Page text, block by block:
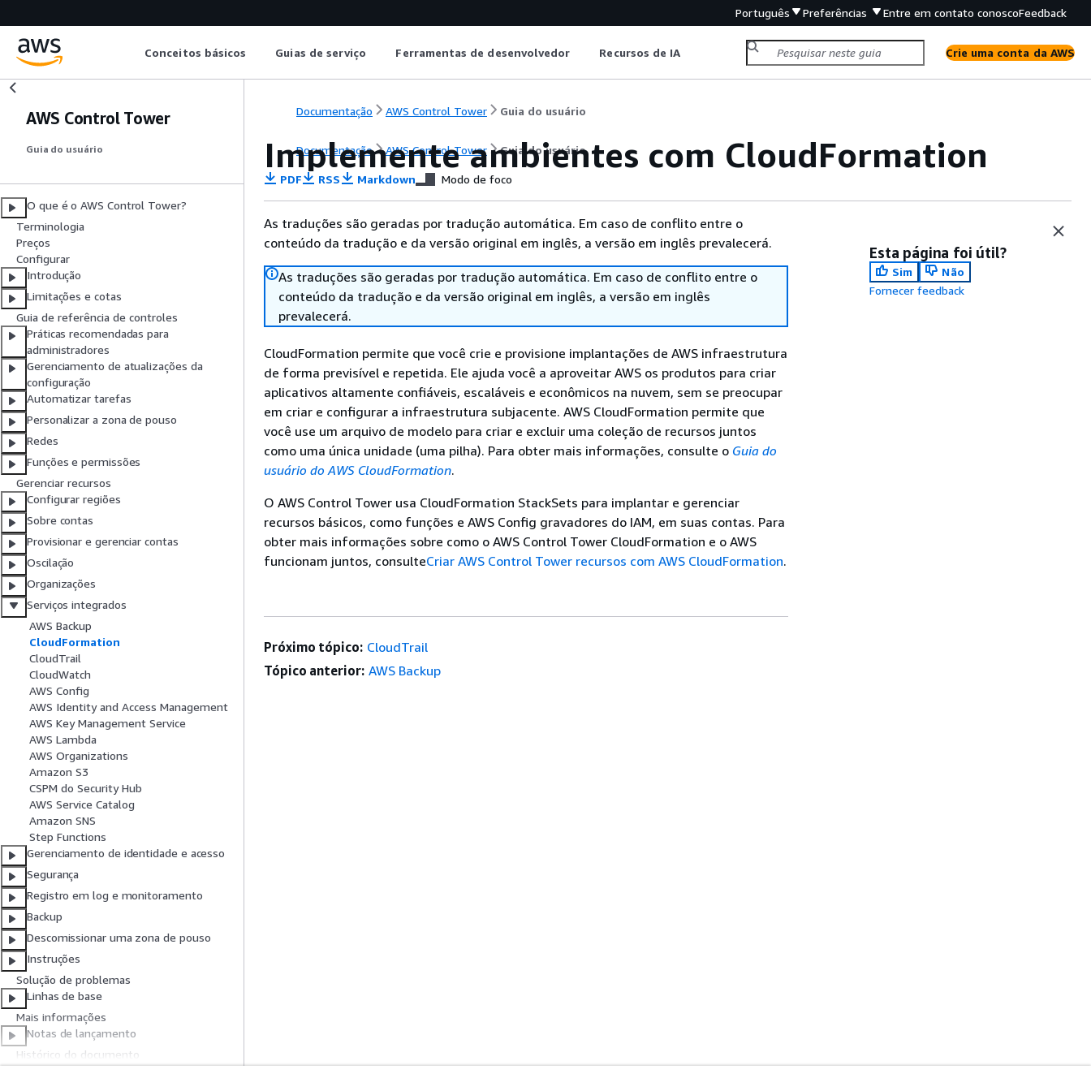
Português Preferências Entre em contato conoscoFeedback
Conceitos básicos Guias de serviço Ferramentas de desenvolvedor Recursos de IA Crie uma conta da AWS
AWS Control Tower
Guia do usuário
O que é o AWS Control Tower?
Terminologia
Preços
Configurar
Introdução
Limitações e cotas
Guia de referência de controles
Práticas recomendadas para
administradores
Gerenciamento de atualizações da
configuração
Automatizar tarefas
Personalizar a zona de pouso
Redes
Funções e permissões
Gerenciar recursos
Configurar regiões
Sobre contas
Provisionar e gerenciar contas
Oscilação
Organizações
Serviços integrados
AWS Backup
CloudFormation
CloudTrail
CloudWatch
AWS Config
AWS Identity and Access Management
AWS Key Management Service
AWS Lambda
AWS Organizations
Amazon S3
CSPM do Security Hub
AWS Service Catalog
Amazon SNS
Step Functions
Gerenciamento de identidade e acesso
Segurança
Registro em log e monitoramento
Backup
Descomissionar uma zona de pouso
Instruções
Solução de problemas
Linhas de base
Mais informações
Notas de lançamento
Histórico do documento
Glossário da AWS
Documentação AWS Control Tower Guia do usuário
Documentação AWS Control Tower Guia do usuário
Implemente ambientes com CloudFormation
PDF RSS Markdown Modo de foco
As traduções são geradas por tradução automática. Em caso de conflito entre o
conteúdo da tradução e da versão original em inglês, a versão em inglês prevalecerá.
As traduções são geradas por tradução automática. Em caso de conflito entre o
conteúdo da tradução e da versão original em inglês, a versão em inglês
prevalecerá.
CloudFormation permite que você crie e provisione implantações de AWS infraestrutura
de forma previsível e repetida. Ele ajuda você a aproveitar AWS os produtos para criar
aplicativos altamente confiáveis, escaláveis e econômicos na nuvem, sem se preocupar
em criar e configurar a infraestrutura subjacente. AWS CloudFormation permite que
você use um arquivo de modelo para criar e excluir uma coleção de recursos juntos
como uma única unidade (uma pilha). Para obter mais informações, consulte o Guia do
usuário do AWS CloudFormation.
O AWS Control Tower usa CloudFormation StackSets para implantar e gerenciar
recursos básicos, como funções e AWS Config gravadores do IAM, em suas contas. Para
obter mais informações sobre como o AWS Control Tower CloudFormation e o AWS
funcionam juntos, consulteCriar AWS Control Tower recursos com AWS CloudFormation.
Esta página foi útil?
Sim
Não
Fornecer feedback
Próximo tópico: CloudTrail
Tópico anterior: AWS Backup